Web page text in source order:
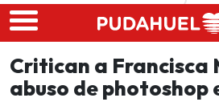
Skip to main content
Critican a Francisca
abuso de photoshop